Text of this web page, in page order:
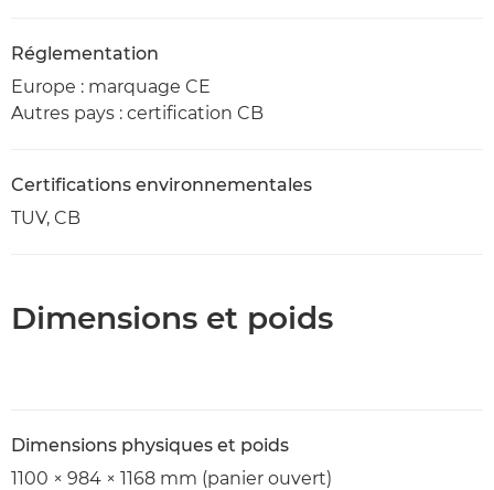
Réglementation
Europe : marquage CE
Autres pays : certification CB
Certifications environnementales
TUV, CB
Dimensions et poids
Dimensions physiques et poids
1100 × 984 × 1168 mm (panier ouvert)